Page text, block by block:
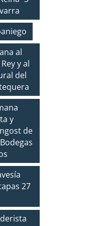
al
y al
del
y
de
27